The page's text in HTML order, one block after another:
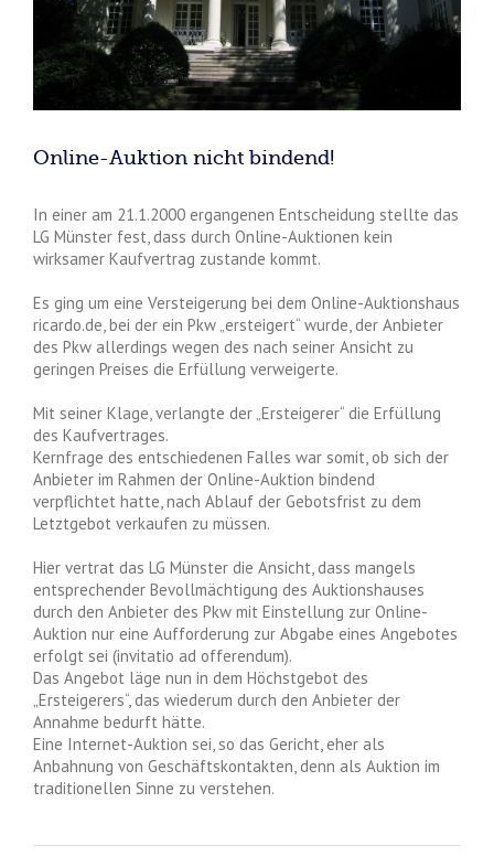
Online-Auktion nicht bindend!
In einer am 21.1.2000 ergangenen Entscheidung stellte das
LG Münster fest, dass durch Online-Auktionen kein
wirksamer Kaufvertrag zustande kommt.
Es ging um eine Versteigerung bei dem Online-Auktionshaus
ricardo.de, bei der ein Pkw „ersteigert“ wurde, der Anbieter
des Pkw allerdings wegen des nach seiner Ansicht zu
geringen Preises die Erfüllung verweigerte.
Mit seiner Klage, verlangte der „Ersteigerer“ die Erfüllung
des Kaufvertrages.
Kernfrage des entschiedenen Falles war somit, ob sich der
Anbieter im Rahmen der Online-Auktion bindend
verpflichtet hatte, nach Ablauf der Gebotsfrist zu dem
Letztgebot verkaufen zu müssen.
Hier vertrat das LG Münster die Ansicht, dass mangels
entsprechender Bevollmächtigung des Auktionshauses
durch den Anbieter des Pkw mit Einstellung zur Online-
Auktion nur eine Aufforderung zur Abgabe eines Angebotes
erfolgt sei (invitatio ad offerendum).
Das Angebot läge nun in dem Höchstgebot des
„Ersteigerers“, das wiederum durch den Anbieter der
Annahme bedurft hätte.
Eine Internet-Auktion sei, so das Gericht, eher als
Anbahnung von Geschäftskontakten, denn als Auktion im
traditionellen Sinne zu verstehen.